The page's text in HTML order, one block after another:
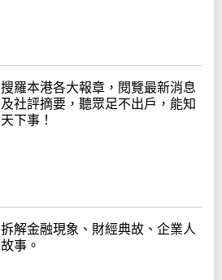
搜羅本港各大報章，閱覽最新消息
及社評摘要，聽眾足不出戶，能知
天下事！
拆解金融現象、財經典故、企業人
故事。